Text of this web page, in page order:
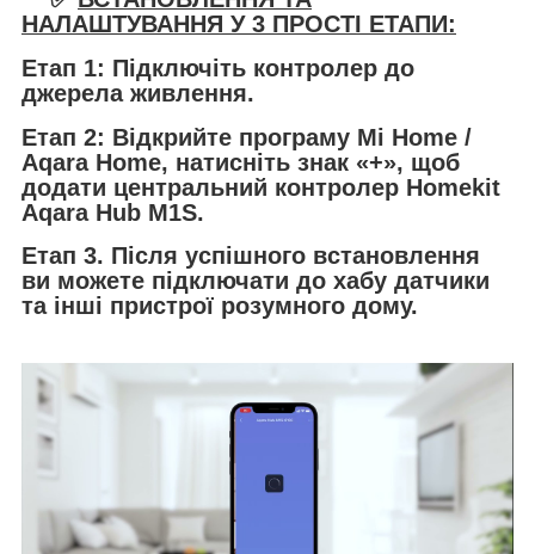
НАЛАШТУВАННЯ У 3 ПРОСТІ ЕТАПИ:
Етап 1: Підключіть контролер до
джерела живлення.
Етап 2: Відкрийте програму Mi Home /
Aqara Home, натисніть знак «+», щоб
додати центральний контролер Homekit
Aqara Hub M1S.
Етап 3. Після успішного встановлення
ви можете підключати до хабу датчики
та інші пристрої розумного дому.